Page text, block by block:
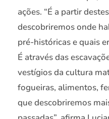
ações. “É a partir
descobriremos onde
pré-históricas e quais
É através das
vestígios da cultura
fogueiras, alimentos,
que descobriremos